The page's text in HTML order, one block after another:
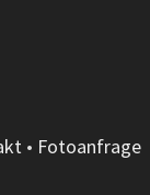
• Fotoanfrage